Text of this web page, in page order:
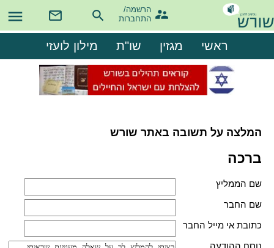

הרשמה/
התחברות
ראשי מגזין שו"ת מילון לועזי
המלצה על תשובה באתר שורש
ברכה
שם הממליץ
שם החבר
כתובת אי מייל החבר
נוסח ההודעה